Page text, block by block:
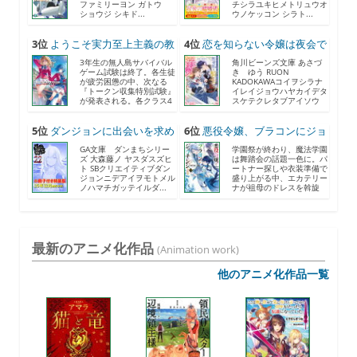
ファミリーヨン ガトウ
ショウジ シキド...
チシラユキヒメトリュウオ
ウノケッコン シラト...
3位 ようこそ実力至上主義の教
室...
3年生の無人島サバイバル
ゲーム試験は終了。各生徒
が疲労困憊の中、次なる
『トークン収集特別試験』
が発表される。各クラス4
4位恋を知らない令嬢は夜会で
助...
角川ビーンズ文庫 あさづ
き ゆう RUON
KADOKAWAコイヲシラナ
イレイジョウハヤカイデタ
スケテクレタブアイソウ
5位 ダンジョンに出会いを求め
る...
GA文庫 ダンまちシリー
ズ 大森藤ノ ヤスダスズヒ
ト SBクリエイティブダン
ジョンニデアイヲモトメル
ノハマチガッテイルダ...
6位悪役令嬢、ブラコンにジョ
ブ...
学園祭が終わり、魔法学園
は舞踏会の話題一色に。パ
ートナー探しや衣装準備で
盛り上がる中、エカテリー
ナが祖母のドレスを斡旋
最新のアニメ化作品 (Animation work)
他のアニメ化作品一覧